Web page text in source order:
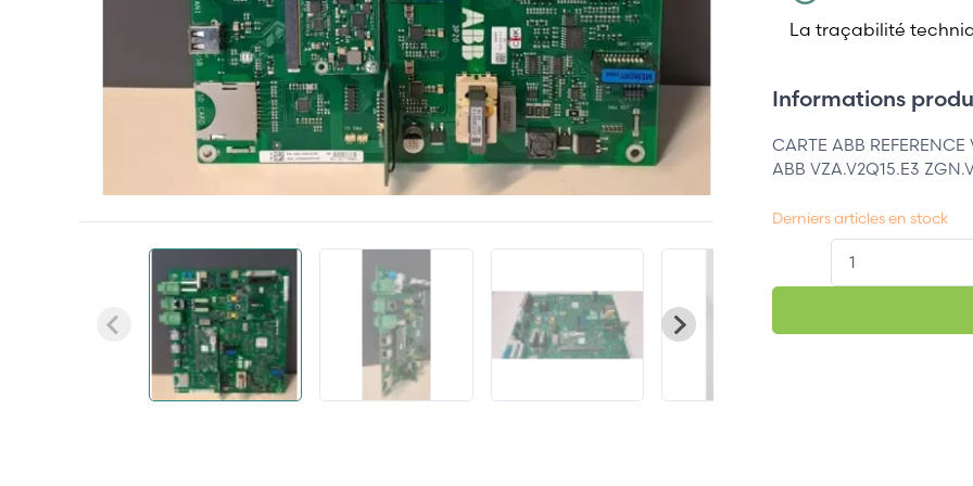
La traçabilité
Informations
CARTE ABB
ABB VZA.V2Q15.E3
Derniers articles en stock